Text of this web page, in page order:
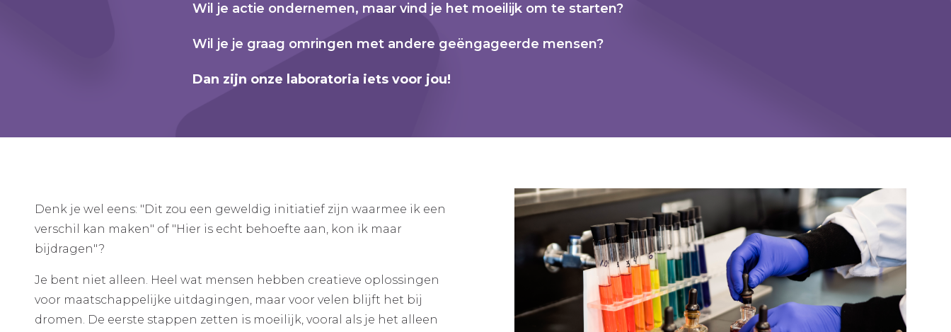
Wil je actie ondernemen, maar vind je het moeilijk om te starten?
Wil je je graag omringen met andere geëngageerde mensen?
Dan zijn onze laboratoria iets voor jou!
Denk je wel eens: "Dit zou een geweldig initiatief zijn waarmee ik een
verschil kan maken" of "Hier is echt behoefte aan, kon ik maar
bijdragen"?
Je bent niet alleen. Heel wat mensen hebben creatieve oplossingen
voor maatschappelijke uitdagingen, maar voor velen blijft het bij
dromen. De eerste stappen zetten is moeilijk, vooral als je het alleen